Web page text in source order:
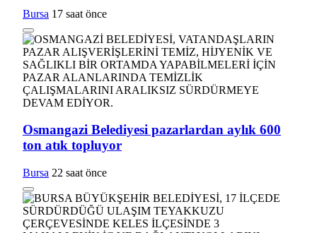
Bursa 17 saat önce
Osmangazi Belediyesi pazarlardan aylık 600
ton atık topluyor
Bursa 22 saat önce